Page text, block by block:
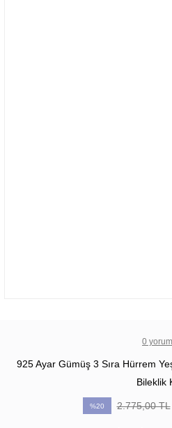
0 yorum
925 Ayar Gümüş 3 Sıra Hürrem
Bileklik
%20 2.775,00 TL